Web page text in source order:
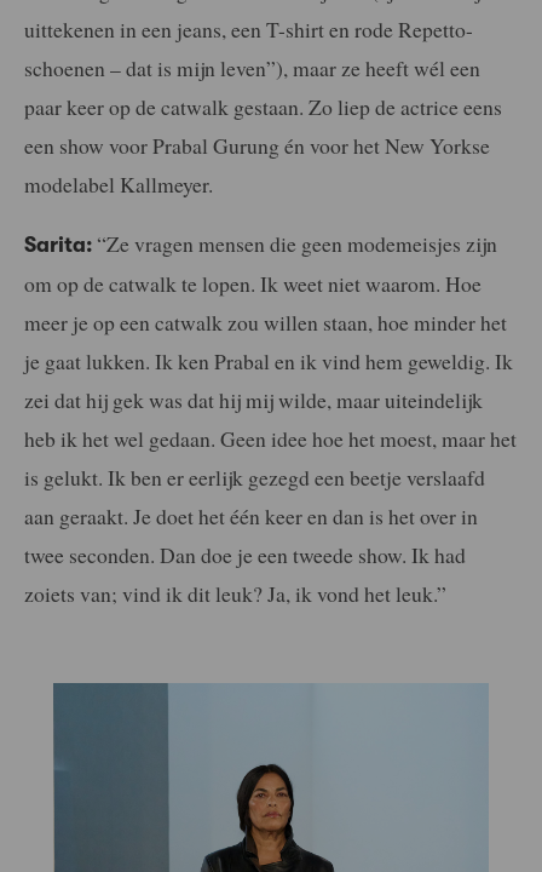
uittekenen in een jeans, een T-shirt en rode Repetto-
schoenen – dat is mijn leven”), maar ze heeft wél een
paar keer op de catwalk gestaan. Zo liep de actrice eens
een show voor Prabal Gurung én voor het New Yorkse
modelabel Kallmeyer.
Sarita: “Ze vragen mensen die geen modemeisjes zijn
om op de catwalk te lopen. Ik weet niet waarom. Hoe
meer je op een catwalk zou willen staan, hoe minder het
je gaat lukken. Ik ken Prabal en ik vind hem geweldig. Ik
zei dat hij gek was dat hij mij wilde, maar uiteindelijk
heb ik het wel gedaan. Geen idee hoe het moest, maar het
is gelukt. Ik ben er eerlijk gezegd een beetje verslaafd
aan geraakt. Je doet het één keer en dan is het over in
twee seconden. Dan doe je een tweede show. Ik had
zoiets van; vind ik dit leuk? Ja, ik vond het leuk.”